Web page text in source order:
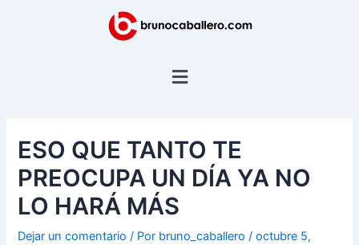
Menú
ESO QUE TANTO TE
PREOCUPA UN DÍA YA NO
LO HARÁ MÁS
Dejar un comentario / Por bruno_caballero/octubre 5,